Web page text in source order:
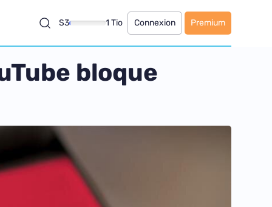
S3 1 Tio Connexion Premium
bloque